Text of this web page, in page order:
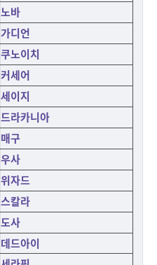
노바
가디언
쿠노이치
커세어
세이지
드라카니아
매구
우사
위자드
스칼라
도사
데드아이